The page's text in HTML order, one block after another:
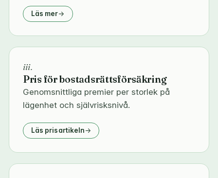
Läs mer
iii.
Pris för bostadsrättsförsäkring
Genomsnittliga premier per storlek på
lägenhet och självrisksnivå.
Läs prisartikeln